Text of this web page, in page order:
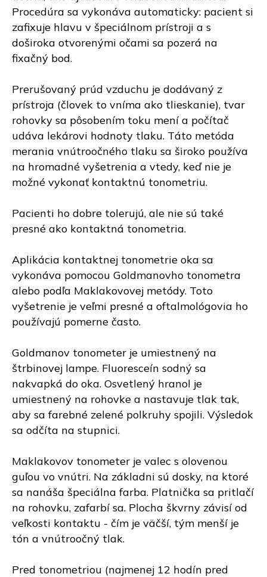
Procedúra sa vykonáva automaticky: pacient si
zafixuje hlavu v špeciálnom prístroji a s
doširoka otvorenými očami sa pozerá na
fixačný bod.
Prerušovaný prúd vzduchu je dodávaný z
prístroja (človek to vníma ako tlieskanie), tvar
rohovky sa pôsobením toku mení a počítač
udáva lekárovi hodnoty tlaku. Táto metóda
merania vnútroočného tlaku sa široko používa
na hromadné vyšetrenia a vtedy, keď nie je
možné vykonať kontaktnú tonometriu.
Pacienti ho dobre tolerujú, ale nie sú také
presné ako kontaktná tonometria.
Aplikácia kontaktnej tonometrie oka sa
vykonáva pomocou Goldmanovho tonometra
alebo podľa Maklakovovej metódy. Toto
vyšetrenie je veľmi presné a oftalmológovia ho
používajú pomerne často.
Goldmanov tonometer je umiestnený na
štrbinovej lampe. Fluoresceín sodný sa
nakvapká do oka. Osvetlený hranol je
umiestnený na rohovke a nastavuje tlak tak,
aby sa farebné zelené polkruhy spojili. Výsledok
sa odčíta na stupnici.
Maklakovov tonometer je valec s olovenou
guľou vo vnútri. Na základni sú dosky, na ktoré
sa nanáša špeciálna farba. Platnička sa pritlačí
na rohovku, zafarbí sa. Plocha škvrny závisí od
veľkosti kontaktu - čím je väčší, tým menší je
tón a vnútroočný tlak.
Pred tonometriou (najmenej 12 hodín pred